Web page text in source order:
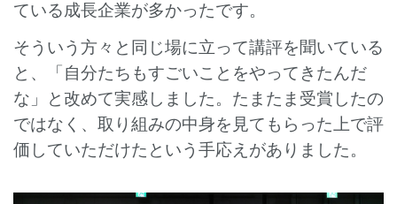
ている成長企業が多かったです。
そういう方々と同じ場に立って講評を聞いている
と、「自分たちもすごいことをやってきたんだ
な」と改めて実感しました。たまたま受賞したの
ではなく、取り組みの中身を見てもらった上で評
価していただけたという手応えがありました。